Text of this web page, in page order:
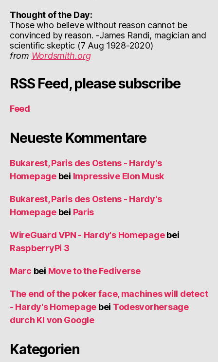
Thought of the Day:
Those who believe without reason cannot be
convinced by reason. -James Randi, magician and
scientific skeptic (7 Aug 1928-2020)
from Wordsmith.org
RSS Feed, please subscribe
Feed
Neueste Kommentare
Bukarest, Paris des Ostens - Hardy's
Homepagebei Impressive Elon Musk
Bukarest, Paris des Ostens - Hardy's
Homepagebei Paris
WireGuard VPN - Hardy's Homepagebei
RaspberryPi 3
Marc bei Move to the Fediverse
The end of the poker face, machines will detect
- Hardy's Homepage bei Todesvorhersage
durch KI von Google
Kategorien